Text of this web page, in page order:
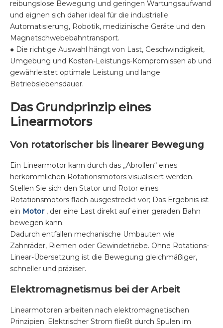
reibungslose Bewegung und geringen Wartungsaufwand
und eignen sich daher ideal für die industrielle
Automatisierung, Robotik, medizinische Geräte und den
Magnetschwebebahntransport.
● Die richtige Auswahl hängt von Last, Geschwindigkeit,
Umgebung und Kosten-Leistungs-Kompromissen ab und
gewährleistet optimale Leistung und lange
Betriebslebensdauer.
Das Grundprinzip eines
Linearmotors
Von rotatorischer bis linearer Bewegung
Ein Linearmotor kann durch das „Abrollen“ eines
herkömmlichen Rotationsmotors visualisiert werden.
Stellen Sie sich den Stator und Rotor eines
Rotationsmotors flach ausgestreckt vor; Das Ergebnis ist
ein Motor , der eine Last direkt auf einer geraden Bahn
bewegen kann.
Dadurch entfallen mechanische Umbauten wie
Zahnräder, Riemen oder Gewindetriebe. Ohne Rotations-
Linear-Übersetzung ist die Bewegung gleichmäßiger,
schneller und präziser.
Elektromagnetismus bei der Arbeit
Linearmotoren arbeiten nach elektromagnetischen
Prinzipien. Elektrischer Strom fließt durch Spulen im